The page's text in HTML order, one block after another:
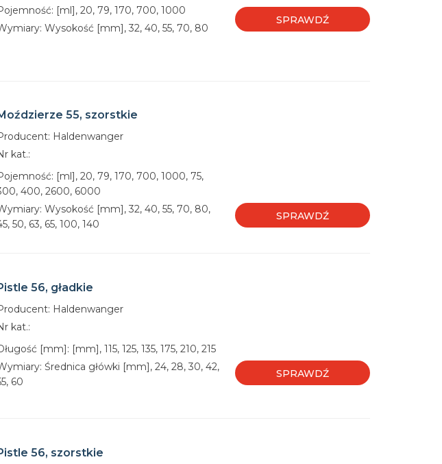
[ml], 20, 79, 170, 700, 1000
Wysokość [mm], 32, 40, 55, 70, 80
SPRAWDŹ
55, szorstkie
Haldenwanger
kat.:
[ml], 20, 79, 170, 700, 1000, 75,
400, 2600, 6000
Wysokość [mm], 32, 40, 55, 70, 80,
50, 63, 65, 100, 140
SPRAWDŹ
56, gładkie
Haldenwanger
kat.:
[mm]: [mm], 115, 125, 135, 175, 210, 215
Średnica główki [mm], 24, 28, 30, 42,
60
SPRAWDŹ
56, szorstkie